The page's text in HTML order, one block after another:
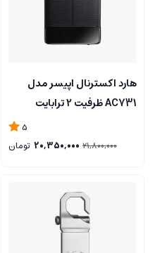
هارد اکسترنال اپیسر مدل
AC731 ظرفیت 2 ترابایت
5
21,800,000
20,350,000 تومان